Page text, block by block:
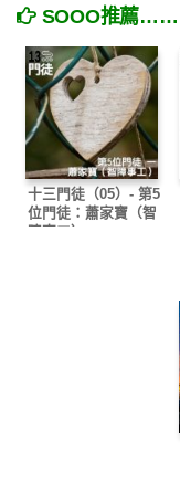
SOOO推薦……
十三門徒（05）- 第5
位門徒：蕭家寶（智
障事工）